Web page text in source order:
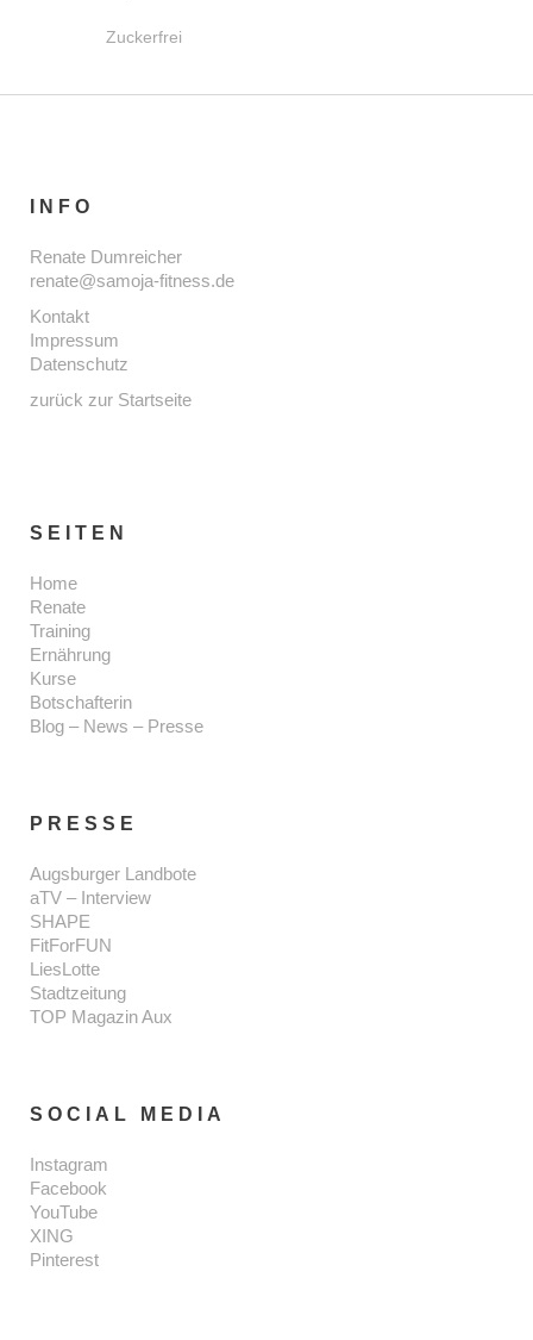
Zuckerfrei
INFO
Renate Dumreicher
renate@samoja-fitness.de
Kontakt
Impressum
Datenschutz
zurück zur Startseite
SEITEN
Home
Renate
Training
Ernährung
Kurse
Botschafterin
Blog – News – Presse
PRESSE
Augsburger Landbote
aTV – Interview
SHAPE
FitForFUN
LiesLotte
Stadtzeitung
TOP Magazin Aux
SOCIAL MEDIA
Instagram
Facebook
YouTube
XING
Pinterest